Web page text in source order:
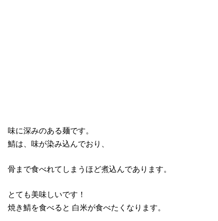
味に深みのある麺です。
鯖は、味が染み込んでおり、
骨まで食べれてしまうほど煮込んであります。
とても美味しいです！
焼き鯖を食べると 白米が食べたくなります。